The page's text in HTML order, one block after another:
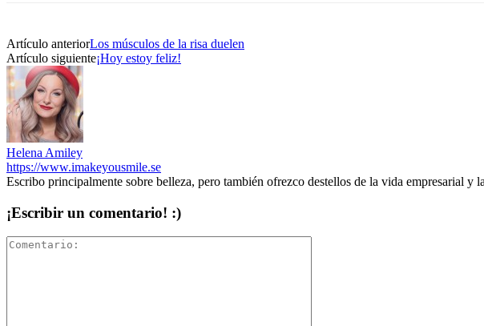
Artículo anteriorLos músculos de la risa duelen
Artículo siguiente¡Hoy estoy feliz!
Helena Amiley
https://www.imakeyousmile.se
Escribo principalmente sobre belleza, pero también ofrezco destellos de la vida empresarial y
¡Escribir un comentario! :)